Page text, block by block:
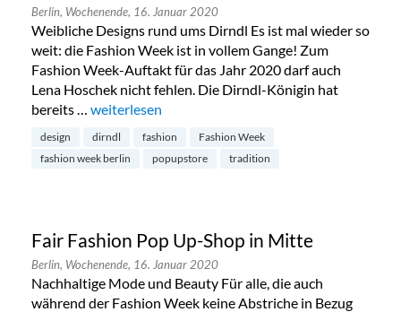
Berlin, Wochenende, 16. Januar 2020
Weibliche Designs rund ums Dirndl Es ist mal wieder so
weit: die Fashion Week ist in vollem Gange! Zum
Fashion Week-Auftakt für das Jahr 2020 darf auch
Lena Hoschek nicht fehlen. Die Dirndl-Königin hat
bereits … „Lena Hoschek Pop Up Store Berlin“
weiterlesen
design dirndl fashion
Fashion Week
fashion week berlin
popupstore tradition
Fair Fashion Pop Up-Shop in Mitte
Berlin, Wochenende, 16. Januar 2020
Nachhaltige Mode und Beauty Für alle, die auch
während der Fashion Week keine Abstriche in Bezug